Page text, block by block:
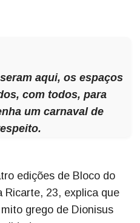
aqui, os espaços
com todos, para
um carnaval de
edições de Bloco do
Ricarte, 23, explica que
grego de Dionisus